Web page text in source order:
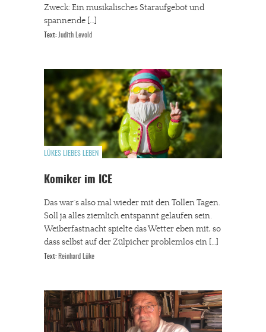
Zweck: Ein musikalisches Staraufgebot und
spannende […]
Text: Judith Levold
LÜKES LIEBES LEBEN
Komiker im ICE
Das war´s also mal wieder mit den Tollen Tagen.
Soll ja alles ziemlich entspannt gelaufen sein.
Weiberfastnacht spielte das Wetter eben mit, so
dass selbst auf der Zülpicher problemlos ein […]
Text: Reinhard Lüke